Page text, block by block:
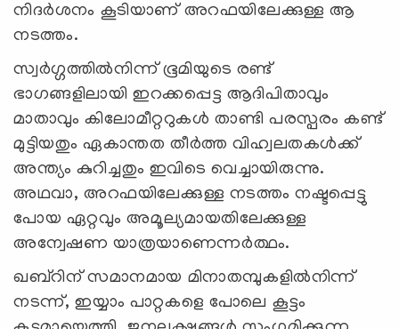
നിദര്‍ശനം കൂടിയാണ് അറഫയിലേക്കുള്ള ആ
നടത്തം.
സ്വര്‍ഗ്ഗത്തില്‍നിന്ന് ഭൂമിയുടെ രണ്ട്
ഭാഗങ്ങളിലായി ഇറക്കപ്പെട്ട ആദിപിതാവും
മാതാവും കിലോമീറ്ററുകള്‍ താണ്ടി പരസ്പരം കണ്ട്
മുട്ടിയതും ഏകാന്തത തീര്‍ത്ത വിഹ്വലതകള്‍ക്ക്
അന്ത്യം കുറിച്ചതും ഇവിടെ വെച്ചായിരുന്നു.
അഥവാ, അറഫയിലേക്കുള്ള നടത്തം നഷ്ടപ്പെട്ടു
പോയ ഏറ്റവും അമൂല്യമായതിലേക്കുള്ള
അന്വേഷണ യാത്രയാണെന്നര്‍ത്ഥം.
ഖബ്റിന് സമാനമായ മിനാതമ്പുകളില്‍നിന്ന്
നടന്ന്, ഇയ്യാം പാറ്റകളെ പോലെ കൂട്ടം